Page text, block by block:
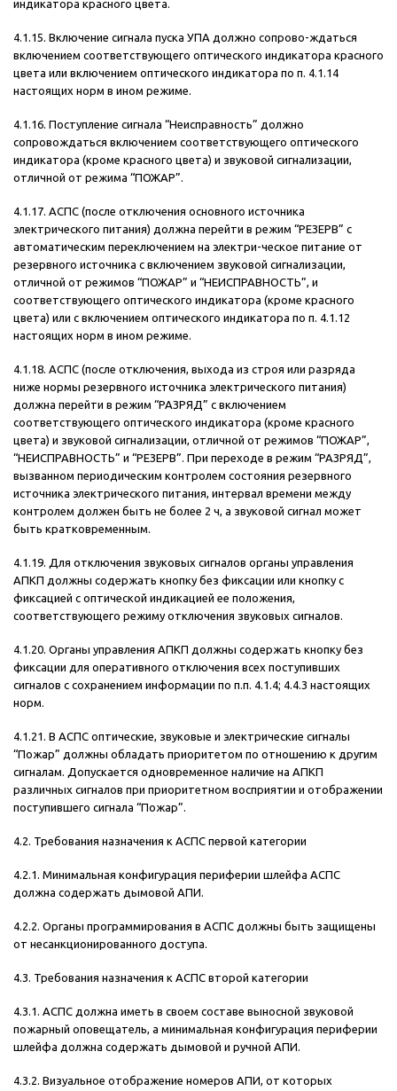
индикатора красного цвета.
4.1.15. Включение сигнала пуска УПА должно сопрово-ждаться
включением соответствующего оптического индикатора красного
цвета или включением оптического индикатора по п. 4.1.14
настоящих норм в ином режиме.
4.1.16. Поступление сигнала “Неисправность” должно
сопровождаться включением соответствующего оптического
индикатора (кроме красного цвета) и звуковой сигнализации,
отличной от режима “ПОЖАР”.
4.1.17. АСПС (после отключения основного источника
электрического питания) должна перейти в режим “РЕЗЕРВ” с
автоматическим переключением на электри-ческое питание от
резервного источника с включением звуковой сигнализации,
отличной от режимов “ПОЖАР” и “НЕИСПРАВНОСТЬ”, и
соответствующего оптического индикатора (кроме красного
цвета) или с включением оптического индикатора по п. 4.1.12
настоящих норм в ином режиме.
4.1.18. АСПС (после отключения, выхода из строя или разряда
ниже нормы резервного источника электрического питания)
должна перейти в режим “РАЗРЯД” с включением
соответствующего оптического индикатора (кроме красного
цвета) и звуковой сигнализации, отличной от режимов “ПОЖАР”,
“НЕИСПРАВНОСТЬ” и “РЕЗЕРВ”. При переходе в режим “РАЗРЯД”,
вызванном периодическим контролем состояния резервного
источника электрического питания, интервал времени между
контролем должен быть не более 2 ч, а звуковой сигнал может
быть кратковременным.
4.1.19. Для отключения звуковых сигналов органы управления
АПКП должны содержать кнопку без фиксации или кнопку с
фиксацией с оптической индикацией ее положения,
соответствующего режиму отключения звуковых сигналов.
4.1.20. Органы управления АПКП должны содержать кнопку без
фиксации для оперативного отключения всех поступивших
сигналов с сохранением информации по п.п. 4.1.4; 4.4.3 настоящих
норм.
4.1.21. В АСПС оптические, звуковые и электрические сигналы
“Пожар” должны обладать приоритетом по отношению к другим
сигналам. Допускается одновременное наличие на АПКП
различных сигналов при приоритетном восприятии и отображении
поступившего сигнала “Пожар”.
4.2. Требования назначения к АСПС первой категории
4.2.1. Минимальная конфигурация периферии шлейфа АСПС
должна содержать дымовой АПИ.
4.2.2. Органы программирования в АСПС должны быть защищены
от несанкционированного доступа.
4.3. Требования назначения к АСПС второй категории
4.3.1. АСПС должна иметь в своем составе выносной звуковой
пожарный оповещатель, а минимальная конфигурация периферии
шлейфа должна содержать дымовой и ручной АПИ.
4.3.2. Визуальное отображение номеров АПИ, от которых